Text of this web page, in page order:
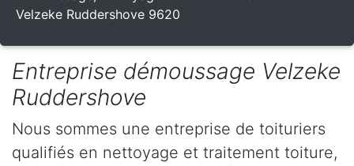
Velzeke Ruddershove 9620
Entreprise démoussage Velzeke
Ruddershove
Nous sommes une entreprise de toituriers
qualifiés en nettoyage et traitement toiture,